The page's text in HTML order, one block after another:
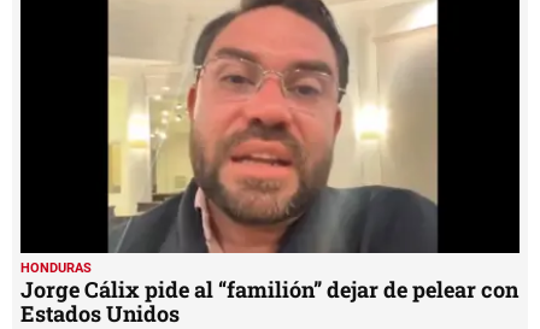
HONDURAS
Jorge Cálix pide al “familión” dejar de pelear con
Estados Unidos